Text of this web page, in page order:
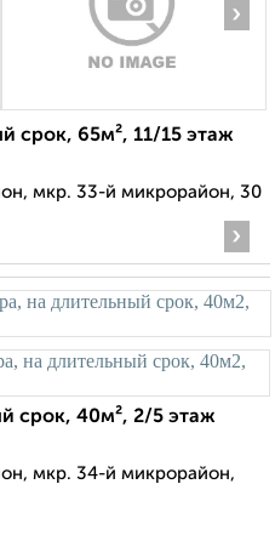
›
срок, 65м², 11/15 этаж
мкр. 33-й микрорайон, 30
›
срок, 40м², 2/5 этаж
мкр. 34-й микрорайон,